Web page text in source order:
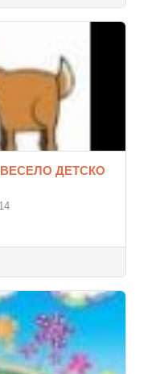
ДЕТСКО